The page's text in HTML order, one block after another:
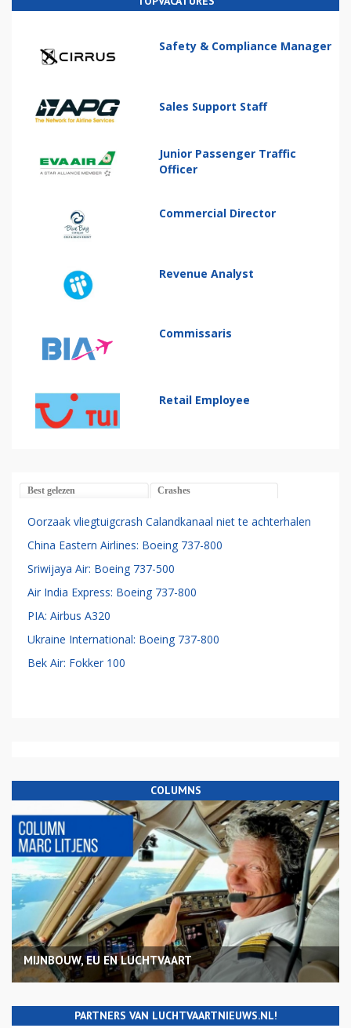
Safety & Compliance Manager
Sales Support Staff
Junior Passenger Traffic
Officer
Commercial Director
Revenue Analyst
Commissaris
Retail Employee
Best gelezen Crashes
Oorzaak vliegtuigcrash Calandkanaal niet te achterhalen
China Eastern Airlines: Boeing 737-800
Sriwijaya Air: Boeing 737-500
Air India Express: Boeing 737-800
PIA: Airbus A320
Ukraine International: Boeing 737-800
Bek Air: Fokker 100
COLUMNS
MIJNBOUW, EU EN LUCHTVAART
PARTNERS VAN LUCHTVAARTNIEUWS.NL!